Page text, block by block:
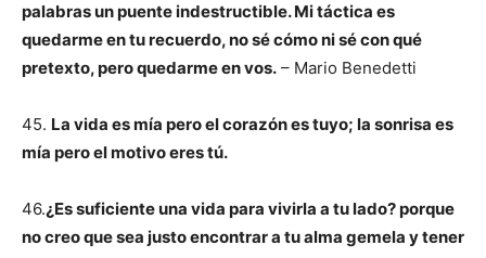
palabras un puente indestructible. Mi táctica es
quedarme en tu recuerdo, no sé cómo ni sé con qué
pretexto, pero quedarme en vos. – Mario Benedetti
45. La vida es mía pero el corazón es tuyo; la sonrisa es
mía pero el motivo eres tú.
46.¿Es suficiente una vida para vivirla a tu lado? porque
no creo que sea justo encontrar a tu alma gemela y tener